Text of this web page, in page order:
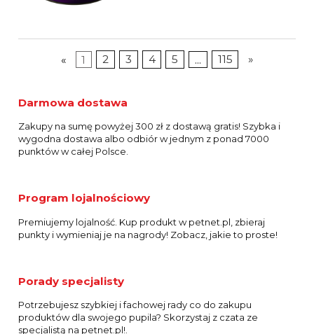
« 1 2 3 4 5 ... 115 »
Darmowa dostawa
Zakupy na sumę powyżej 300 zł z dostawą gratis! Szybka i
wygodna dostawa albo odbiór w jednym z ponad 7000
punktów w całej Polsce.
Program lojalnościowy
Premiujemy lojalność. Kup produkt w petnet.pl, zbieraj
punkty i wymieniaj je na nagrody! Zobacz, jakie to proste!
Porady specjalisty
Potrzebujesz szybkiej i fachowej rady co do zakupu
produktów dla swojego pupila? Skorzystaj z czata ze
specjalistą na petnet.pl!.